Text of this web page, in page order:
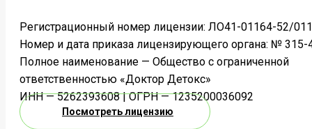
Регистрационный номер лицензии: ЛО41-01164-52/
Номер и дата приказа лицензирующего органа: №
Полное наименование — Общество с ограниченной
ответственностью «Доктор Детокс»
ИНН — 5262393608 | ОГРН — 1235200036092
Посмотреть лицензию